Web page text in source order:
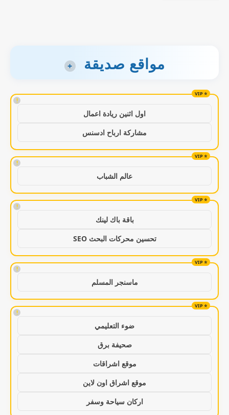
مواقع صديقة +
!
اول اثنين ريادة اعمال
مشاركة ارباح ادسنس
!
عالم الشباب
!
باقة باك لينك
تحسين محركات البحث SEO
!
ماسنجر المسلم
!
ضوء التعليمي
صحيفة برق
موقع اشراقات
موقع اشراق اون لاين
اركان سياحة وسفر